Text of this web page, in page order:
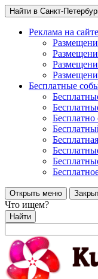
Найти в Санкт-
Реклама на сайте
Бесплатные
Бесплатно
Открыть меню
Что ищем?
Найти